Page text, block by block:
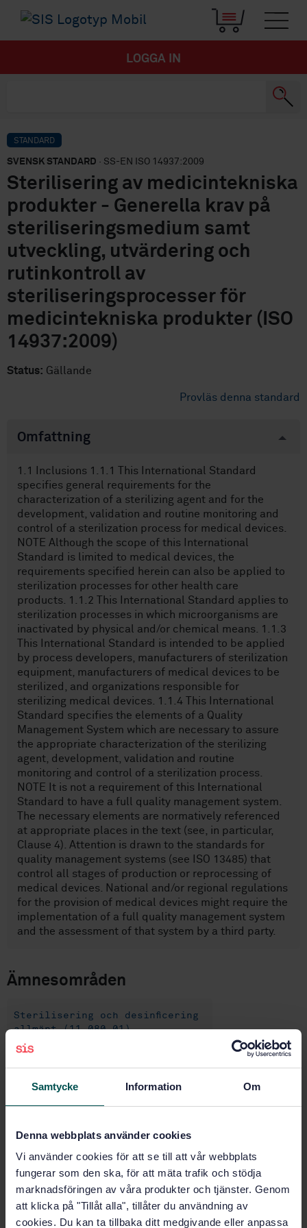
Samtycke Information Om
Denna webbplats använder cookies
Vi använder cookies för att se till att vår webbplats
fungerar som den ska, för att mäta trafik och stödja
marknadsföringen av våra produkter och tjänster. Genom
att klicka på "Tillåt alla", tillåter du användning av
cookies. Du kan ta tillbaka ditt medgivande eller anpassa
LOGGA IN
STANDARD
SVENSK STANDARD · SS-EN ISO 14937:2009
Sterilisering av medicintekniska
produkter - Generella krav på
steriliseringsmedium samt
utveckling, utvärdering och
rutinkontroll av
steriliseringsprocesser för
medicintekniska produkter (ISO
14937:2009)
Status: Gällande
Provläs denna standard
Omfattning
1.1 Inclusions 1.1.1 This International Standard
specifies general requirements for the
characterization of a sterilizing agent and for the
development, validation and routine monitoring and
control of a sterilization process for medical devices.
NOTE Although the scope of this International
Standard is limited to medical devices, the
requirements specified herein can also be applied to
sterilization processes for other health care
products. 1.1.2 This International Standard applies to
sterilization processes in which microorganisms are
inactivated by physical and/or chemical means. 1.1.3
This International Standard is intended to be applied
by process developers, manufacturers of sterilization
equipment, manufacturers of medical devices to be
sterilized, and organizations responsible for
sterilizing medical devices. 1.1.4 This International
Standard specifies the elements of a Quality
Management System which are necessary to assure
the appropriate characterization of the sterilizing
agent, development, validation and routine
monitoring and control of a sterilization process.
NOTE It is not a requirement of this International
Standard to have a full quality management system.
The necessary elements are normatively referenced
at appropriate places in the text (see, in particular,
Clause 4). Attention is drawn to the standards for
quality management systems (see ISO 13485) that
control all stages of production or reprocessing of
medical devices. National and/or regional regulations
for the provision of medical devices might require the
implementation of a full quality management system
and the assessment of that system by a third party.
Ämnesområden
Sterilisering och desinficering
allmänt (11.080.01)
Köp denna standard
SVENSK STANDARD· SS-EN ISO 14937:2009
Sterilisering av medicintekniska produkter -
Generella krav på steriliseringsmedium samt
utveckling, utvärdering och rutinkontroll av
steriliseringsprocesser för medicintekniska produkter
(ISO 14937:2009)